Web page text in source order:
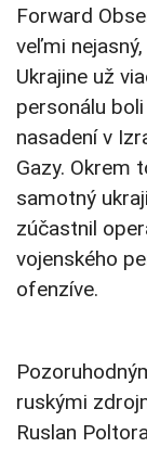
Forward
veľmi
Ukrajine už
personálu
nasadení v
Gazy. Okrem
samotný
zúčastnil
vojenského
ofenzíve.
ruskými
Ruslan